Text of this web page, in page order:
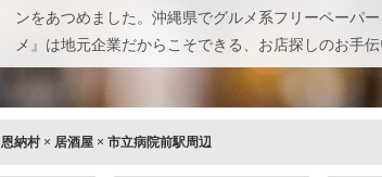
ンをあつめました。沖縄県でグルメ系フリーペーパ
メ』は地元企業だからこそできる、お店探しのお手伝
恩納村 × 居酒屋 × 市立病院前駅周辺